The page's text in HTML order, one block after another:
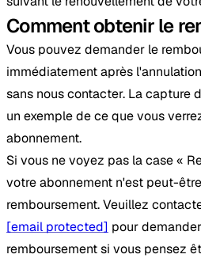
Comment obtenir le
Vous pouvez demander le
immédiatement après
sans nous contacter. La capture
un exemple de ce que vous
abonnement.
Si vous ne voyez pas la case «
votre abonnement n'est peut-
remboursement. Veuillez
[email protected] pour
remboursement si vous pensez